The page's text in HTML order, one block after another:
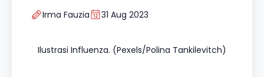
Irma Fauzia 31 Aug 2023
Ilustrasi Influenza. (Pexels/Polina Tankilevitch)